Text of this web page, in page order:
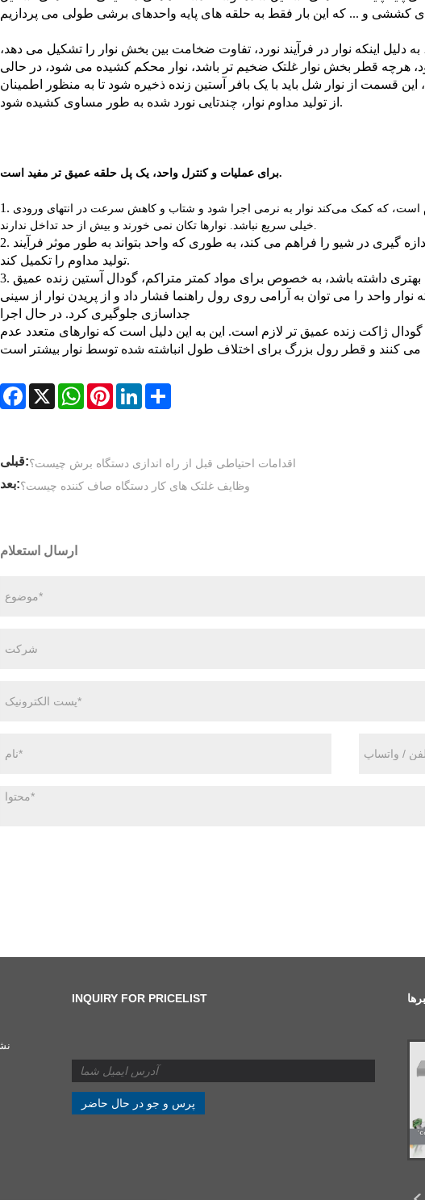
به دلیل اینکه نوار در فرآیند نورد، تفاوت ضخامت بین بخش نوار را تشکیل می دهد،
قطر بخش نوار غلتک ضخیم تر باشد، نوار محکم کشیده می شود، در حالی
قسمت از نوار شل باید با یک بافر آستین زنده ذخیره شود تا به منظور اطمینان
از تولید مداوم نوار، چندتایی نورد شده به طور مساوی کشیده شود.
برای عملیات و کنترل واحد، یک پل حلقه عمیق تر مفید است.
1. است، که کمک می‌کند نوار به نرمی اجرا شود و شتاب و کاهش سرعت در انتهای ورودی
2. یک گودال عمیق تر امکان چیدمان بهتر حسگرهای اندازه گیری در شیو را فراهم می کند، به طوری که واحد بتواند به طور موثر فرآیند
تولید مداوم را تکمیل کند.
داشته باشد، به خصوص برای مواد کمتر متراکم، گودال آستین زنده عمیق
واحد را می توان به آرامی روی رول راهنما فشار داد و از پریدن نوار از سینی
جداسازی جلوگیری کرد. در حال اجرا
ژاکت زنده عمیق تر لازم است. این به این دلیل است که نوارهای متعدد عدم
Facebook
X WhatsAppPinterestLinkedInShare
قبلی:اقدامات احتیاطی قبل از راه اندازی دستگاه برش چیست؟
بعد:وظایف غلتک های کار دستگاه صاف کننده چیست؟
ارسال استعلام
INQUIRY FOR PRICELIST